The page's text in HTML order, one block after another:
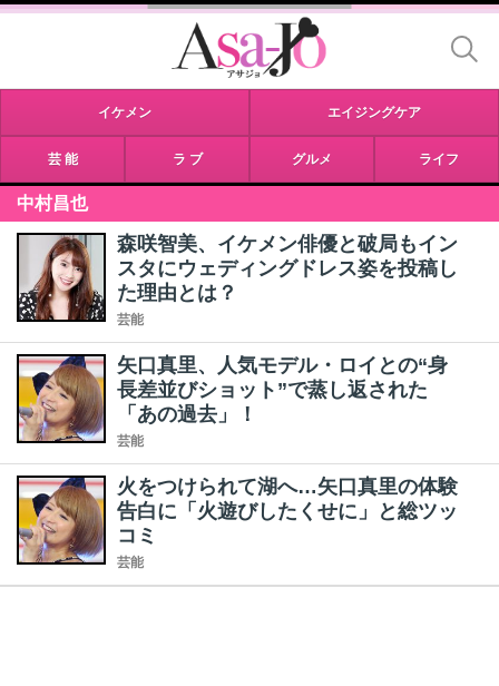
イケメン エイジングケア
芸 能 ラ ブ グルメ ライフ
中村昌也
森咲智美、イケメン俳優と破局もイン
スタにウェディングドレス姿を投稿し
た理由とは？
芸能
矢口真里、人気モデル・ロイとの“身
長差並びショット”で蒸し返された
「あの過去」！
芸能
火をつけられて湖へ…矢口真里の体験
告白に「火遊びしたくせに」と総ツッ
コミ
芸能